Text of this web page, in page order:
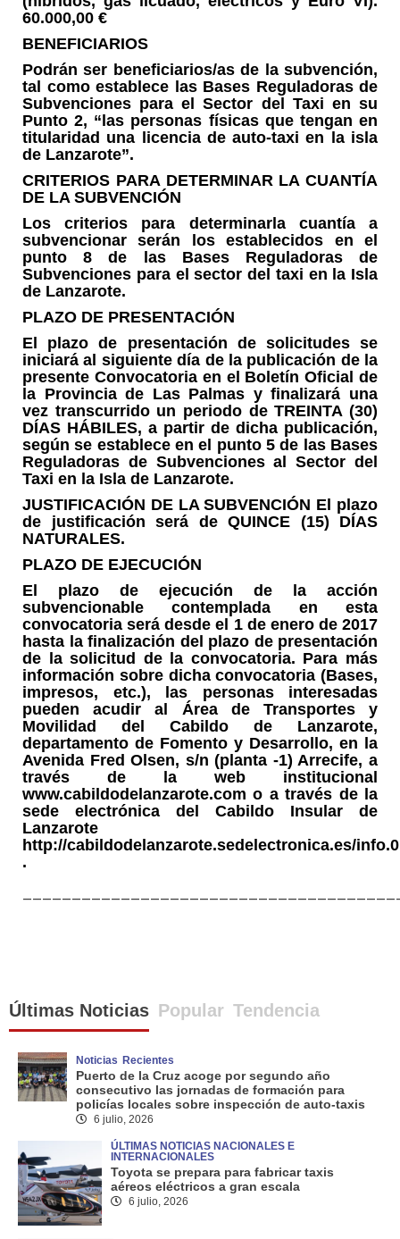
60.000,00 €
BENEFICIARIOS
Podrán ser beneficiarios/as de la subvención,
tal como establece las Bases Reguladoras de
Subvenciones para el Sector del Taxi en su
Punto 2, “las personas físicas que tengan en
titularidad una licencia de auto-taxi en la isla
de Lanzarote”.
CRITERIOS PARA DETERMINAR LA CUANTÍA
DE LA SUBVENCIÓN
Los criterios para determinarla cuantía a
subvencionar serán los establecidos en el
punto 8 de las Bases Reguladoras de
Subvenciones para el sector del taxi en la Isla
de Lanzarote.
PLAZO DE PRESENTACIÓN
El plazo de presentación de solicitudes se
iniciará al siguiente día de la publicación de la
presente Convocatoria en el Boletín Oficial de
la Provincia de Las Palmas y finalizará una
vez transcurrido un periodo de TREINTA (30)
DÍAS HÁBILES, a partir de dicha publicación,
según se establece en el punto 5 de las Bases
Reguladoras de Subvenciones al Sector del
Taxi en la Isla de Lanzarote.
JUSTIFICACIÓN DE LA SUBVENCIÓN El plazo
de justificación será de QUINCE (15) DÍAS
NATURALES.
PLAZO DE EJECUCIÓN
El plazo de ejecución de la acción
subvencionable contemplada en esta
convocatoria será desde el 1 de enero de 2017
hasta la finalización del plazo de presentación
de la solicitud de la convocatoria. Para más
información sobre dicha convocatoria (Bases,
impresos, etc.), las personas interesadas
pueden acudir al Área de Transportes y
Movilidad del Cabildo de Lanzarote,
departamento de Fomento y Desarrollo, en la
Avenida Fred Olsen, s/n (planta -1) Arrecife, a
través de la web institucional
www.cabildodelanzarote.com o a través de la
sede electrónica del Cabildo Insular de
Lanzarote
http://cabildodelanzarote.sedelectronica.es/info.0
.
Últimas Noticias Popular Tendencia
Noticias Recientes
Puerto de la Cruz acoge por segundo año
consecutivo las jornadas de formación para
policías locales sobre inspección de auto-taxis
6 julio, 2026
ÚLTIMAS NOTICIAS NACIONALES E
INTERNACIONALES
Toyota se prepara para fabricar taxis
aéreos eléctricos a gran escala
6 julio, 2026